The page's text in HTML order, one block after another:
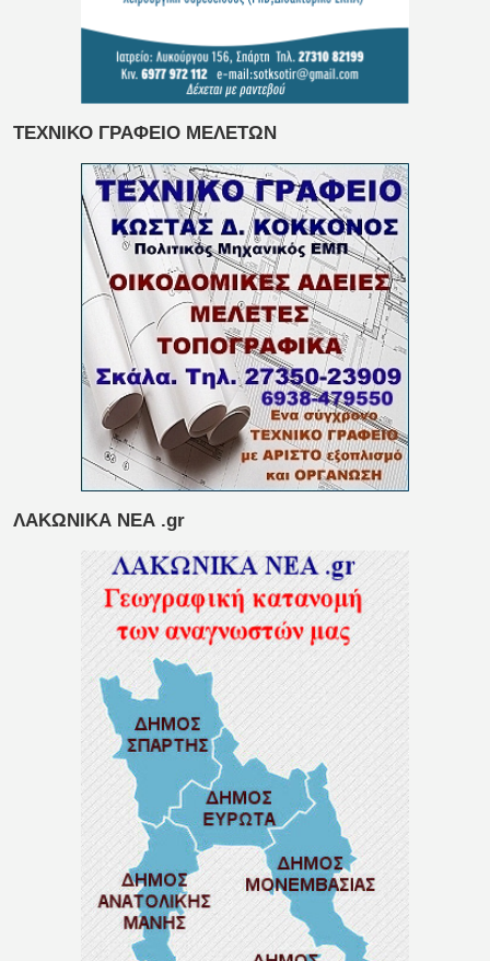
ΤΕΧΝΙΚΟ ΓΡΑΦΕΙΟ ΜΕΛΕΤΩΝ
ΛΑΚΩΝΙΚΑ ΝΕΑ .gr